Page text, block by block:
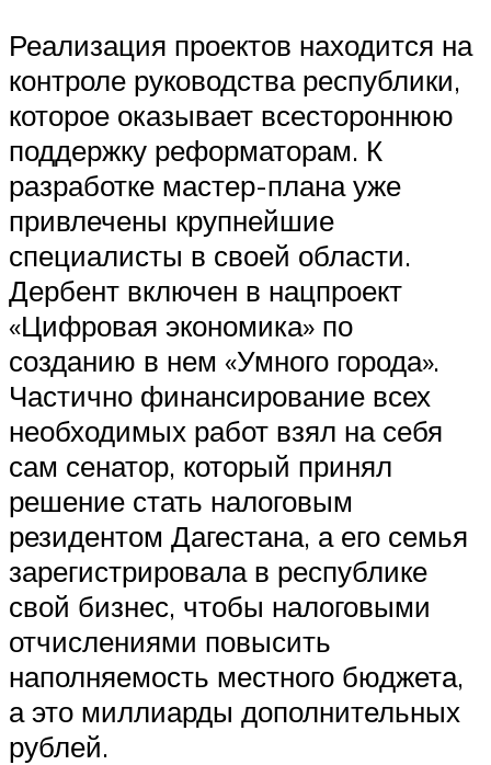
Реализация проектов находится на
контроле руководства республики,
которое оказывает всестороннюю
поддержку реформаторам. К
разработке мастер-плана уже
привлечены крупнейшие
специалисты в своей области.
Дербент включен в нацпроект
«Цифровая экономика» по
созданию в нем «Умного города».
Частично финансирование всех
необходимых работ взял на себя
сам сенатор, который принял
решение стать налоговым
резидентом Дагестана, а его семья
зарегистрировала в республике
свой бизнес, чтобы налоговыми
отчислениями повысить
наполняемость местного бюджета,
а это миллиарды дополнительных
рублей.